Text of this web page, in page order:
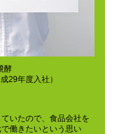
酵
29年度入社）
いたので、食品会社を
働きたいという思い